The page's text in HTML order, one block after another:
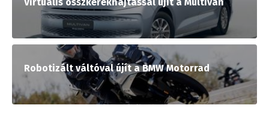
Robotizált váltóval újít a BMW Motorrad